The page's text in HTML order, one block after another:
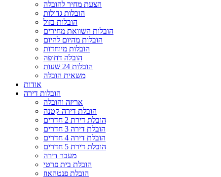
הצעת מחיר להובלה
הובלות גדולות
הובלות בזול
הובלות השוואת מחירים
הובלות מהיום להיום
הובלות מיוחדות
הובלה דחופה
הובלות 24 שעות
משאית הובלה
אודות
הובלות דירה
אריזה והובלה
הובלת דירה קטנה
הובלת דירת 2 חדרים
הובלת דירה 3 חדרים
הובלת דירה 4 חדרים
הובלת דירת 5 חדרים
מעבר דירה
הובלת בית פרטי
הובלת פנטהאוז